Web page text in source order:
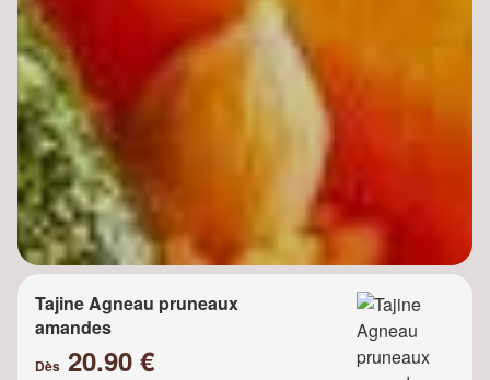
Tajine Agneau pruneaux
amandes
Dès 20.90 €